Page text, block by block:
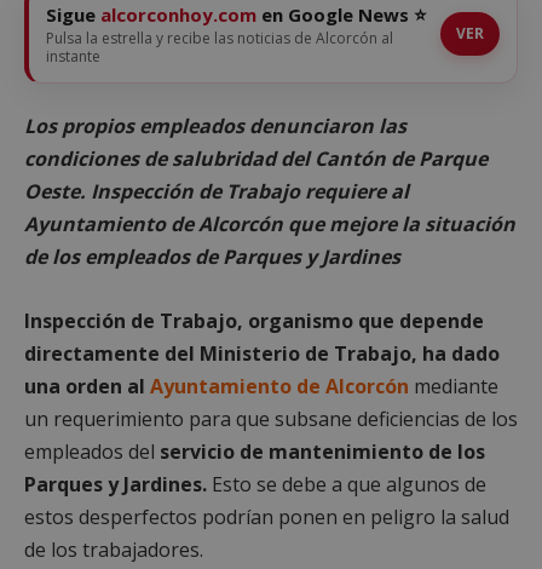
Sigue alcorconhoy.com en Google News ⭐
Pulsa la estrella y recibe las noticias de Alcorcón al
instante
VER
Los propios empleados denunciaron las
condiciones de salubridad del Cantón de Parque
Oeste. Inspección de Trabajo requiere al
Ayuntamiento de Alcorcón que mejore la situación
de los empleados de Parques y Jardines
Inspección de Trabajo, organismo que depende
directamente del Ministerio de Trabajo, ha dado
una orden al Ayuntamiento de Alcorcón mediante
un requerimiento para que subsane deficiencias de los
empleados del servicio de mantenimiento de los
Parques y Jardines. Esto se debe a que algunos de
estos desperfectos podrían ponen en peligro la salud
de los trabajadores.